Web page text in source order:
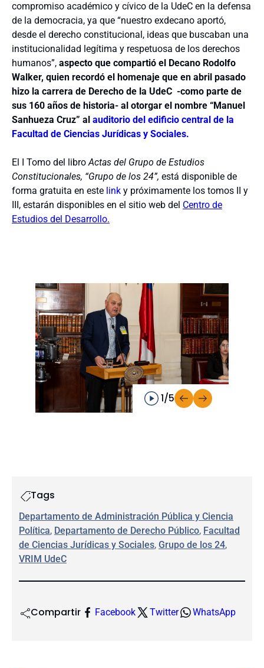
compromiso académico y cívico de la UdeC en la defensa
de la democracia, ya que “nuestro exdecano aportó,
desde el derecho constitucional, ideas que buscaban una
institucionalidad legítima y respetuosa de los derechos
humanos”, aspecto que compartió el Decano Rodolfo
Walker, quien recordó el homenaje que en abril pasado
hizo la carrera de Derecho de la UdeC -como parte de
sus 160 años de historia- al otorgar el nombre “Manuel
Sanhueza Cruz” al auditorio del edificio central de la
Facultad de Ciencias Jurídicas y Sociales.
El I Tomo del libroActas del Grupo de Estudios
Constitucionales, “Grupo de los 24”, está disponible de
forma gratuita en este link y próximamente los tomos II y
III, estarán disponibles en el sitio web del Centro de
Estudios del Desarrollo.
1/5
Tags
Departamento de Administración Pública y Ciencia
Política, Departamento de Derecho Público, Facultad
de Ciencias Jurídicas y Sociales, Grupo de los 24
VRIM UdeC
Compartir Facebook Twitter WhatsApp